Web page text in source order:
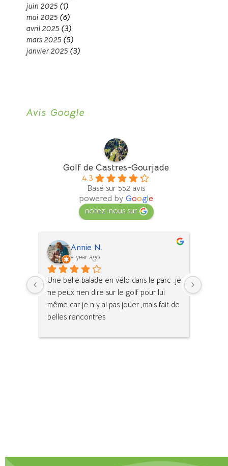
juin 2025 (1)
mai 2025 (6)
avril 2025 (3)
mars 2025 (5)
janvier 2025 (3)
Avis Google
Golf de Castres-Gourjade
4.3
Basé sur 552 avis
powered by Google
notez-nous sur
Annie N.
a year ago
Une belle balade en vélo dans le parc .je
ne peux rien dire sur le golf pour lui
même car je n y ai pas jouer ,mais fait de
belles rencontres